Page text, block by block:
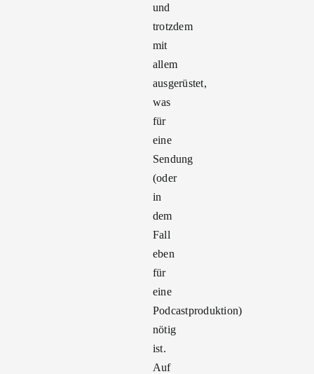
und
trotzdem
mit
allem
ausgerüstet,
was
für
eine
Sendung
(oder
in
dem
Fall
eben
für
eine
Podcastproduktion)
nötig
ist.
Auf